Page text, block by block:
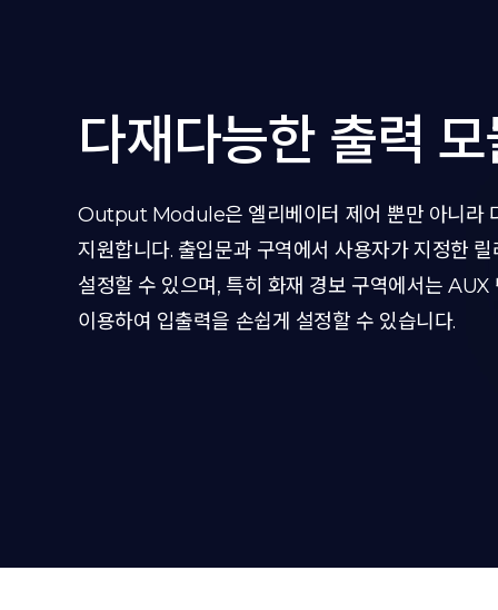
다재다능한 출력
Output Module은 엘리베이터 제어 뿐만 아니라
지원합니다. 출입문과 구역에서 사용자가 지정한
설정할 수 있으며, 특히 화재 경보 구역에서는 AUX
이용하여 입출력을 손쉽게 설정할 수 있습니다.